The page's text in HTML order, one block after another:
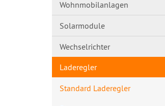
Wohnmobilanlagen
Solarmodule
Wechselrichter
Laderegler
Standard Laderegler